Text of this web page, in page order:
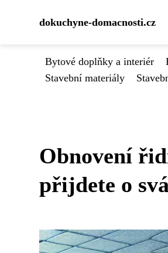
dokuchyne-domacnosti.cz
Bytové doplňky a interiér
Stavební materiály
Obnovení
přijdete o